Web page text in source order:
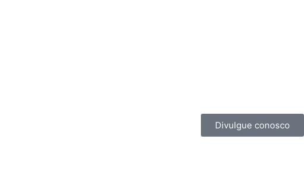
Divulgue conosco